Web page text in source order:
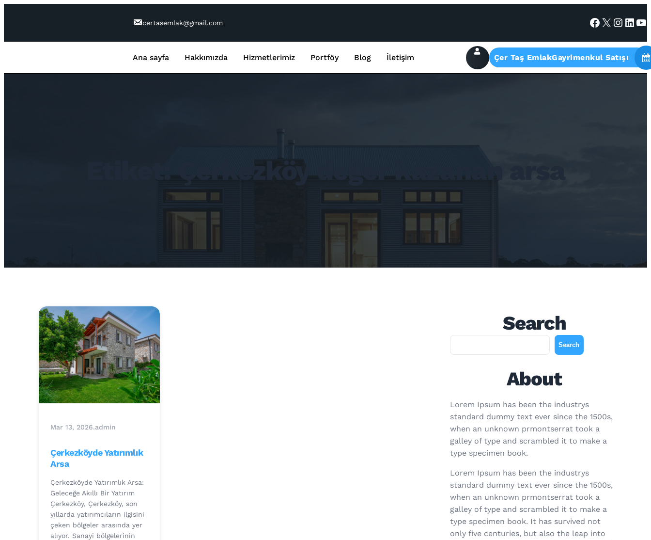
certasemlak@gmail.com Facebook X Instagram LinkedIn YouTube
Ana sayfa Hakkımızda Hizmetlerimiz Portföy Blog İletişim Çer Taş EmlakGayrimenkul Satışı
Çerkezköy değer kazanan arsa
Mar 13, 2026.admin
Çerkezköyde Yatırımlık
Arsa
Çerkezköyde Yatırımlık Arsa:
Geleceğe Akıllı Bir Yatırım
Çerkezköy, Çerkezköy, son
yıllarda yatırımcıların ilgisini
çeken bölgeler arasında yer
alıyor. Sanayi bölgelerinin
Search
A
r
Search
About
Lorem Ipsum has been the industrys
standard dummy text ever since the 1500s,
when an unknown prmontserrat took a
galley of type and scrambled it to make a
type specimen book.
Lorem Ipsum has been the industrys
standard dummy text ever since the 1500s,
when an unknown prmontserrat took a
galley of type and scrambled it to make a
type specimen book. It has survived not
only five centuries, but also the leap into